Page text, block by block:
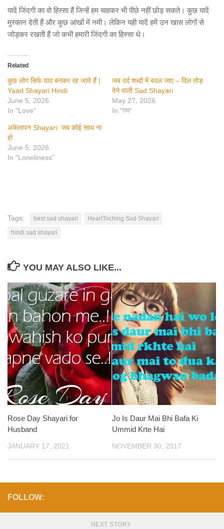
यादें जिंदगी का वो हिस्सा हैं जिन्हें हम चाहकर भी पीछे नहीं छोड़ सकते। कुछ यादें
मुस्कान देती हैं और कुछ आंखों में नमी। लेकिन यही यादें हमें उन खास लोगों से
जोड़कर रखती हैं जो कभी हमारी जिंदगी का हिस्सा थे।
Related
कुछ लोग सिर्फ याद बनकर रह जाते हैं |
Yaad Shayari Hindi
June 5, 2026
In "Love"
जब दर्द शब्दों में बदल जाए – दिल तोड़
देने वाली Sad Shayari
May 27, 2026
In "ग़म"
अकेलापन Shayari: जब कोई साथ ना
हो
June 5, 2026
In "Loneliness"
Tags: best sad shayari
HeartToching Sad Shayari
hindi sad shayari
YOU MAY ALSO LIKE...
Rose Day Shayari for
Husband
JANUARY 17, 2021
Jo Is Daur Mai Bhi Bafa Ki
Ummid Krte Hai
NOVEMBER 30, 2017
FOLLOW:
NEXT STORY